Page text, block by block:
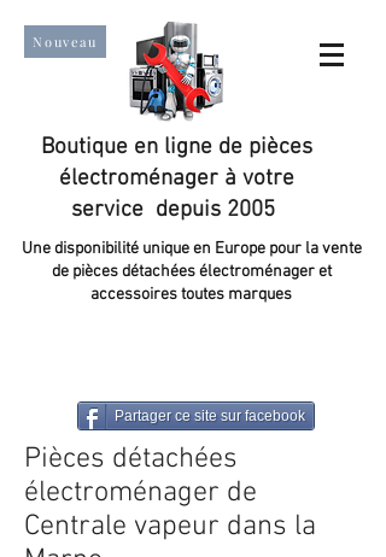
Nouveau
Boutique en ligne de pièces
électroménager à votre
service depuis 2005
Une disponibilité unique en Europe pour la vente
de pièces détachées électroménager et
accessoires toutes marques
Partager ce site sur facebook
Pièces détachées
électroménager de
Centrale vapeur dans la